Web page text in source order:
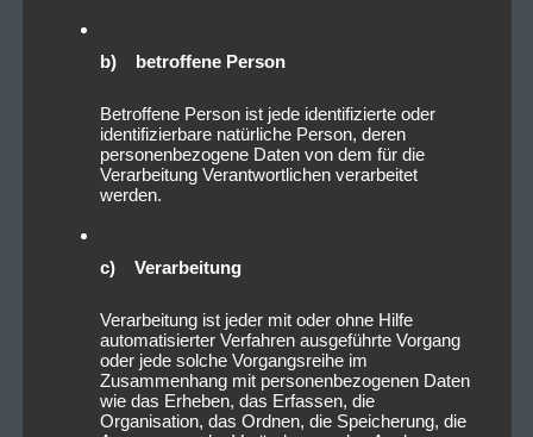
b) betroffene Person
Betroffene Person ist jede identifizierte oder
identifizierbare natürliche Person, deren
personenbezogene Daten von dem für die
Verarbeitung Verantwortlichen verarbeitet
werden.
c) Verarbeitung
Verarbeitung ist jeder mit oder ohne Hilfe
automatisierter Verfahren ausgeführte Vorgang
oder jede solche Vorgangsreihe im
Zusammenhang mit personenbezogenen Daten
wie das Erheben, das Erfassen, die
Organisation, das Ordnen, die Speicherung, die